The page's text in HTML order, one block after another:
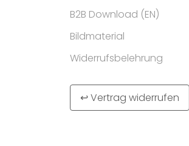
B2B Download (EN)
Bildmaterial
Widerrufsbelehrung
↩ Vertrag widerrufen